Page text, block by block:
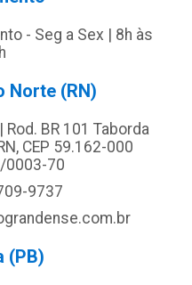
- Seg a Sex | 8h às
Norte (RN)
BR 101 Taborda
CEP 59.162-000
0003-70
9737
(PB)